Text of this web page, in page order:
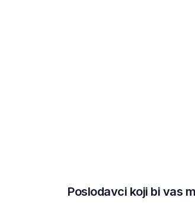
Poslodavci koji bi vas